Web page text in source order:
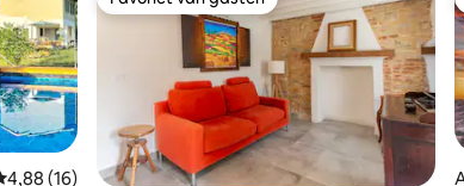
beoordeling van 4,88 op 5, 16 recensies
4,88 (16)
Favoriet van gasten